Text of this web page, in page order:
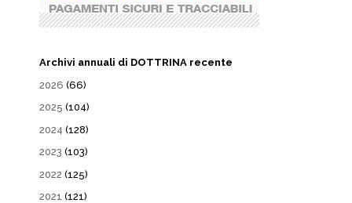
Archivi annuali di DOTTRINA recente
2026 (66)
2025 (104)
2024 (128)
2023 (103)
2022 (125)
2021 (121)